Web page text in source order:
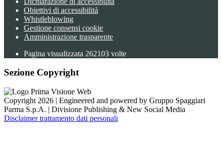
Obiettivi di accessibilità
Whistleblowing
Gestione consensi cookie
Amministrazione trasparente
Pagina visualizzata 262103 volte
Sezione Copyright
Copyright 2026 | Engineered and powered by Gruppo Spaggiari
Parma S.p.A. | Divisione Publishing & New Social Media
Disclaimer trattamento dati personali